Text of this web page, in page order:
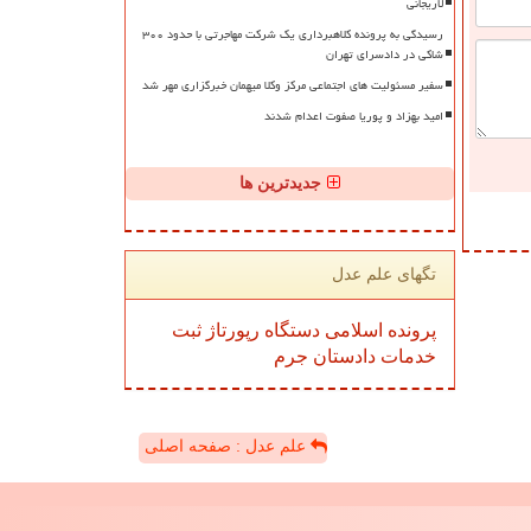
رسیدگی به پرونده کلاهبرداری یک شرکت مهاجرتی با حدود ۳۰۰
شاکی در دادسرای تهران
سفیر مسئولیت های اجتماعی مرکز وکلا میهمان خبرگزاری مهر شد
امید بهزاد و پوریا صفوت اعدام شدند
جدیدترین ها
تگهای علم عدل
پرونده اسلامی دستگاه رپورتاژ ثبت
خدمات دادستان جرم
علم عدل : صفحه اصلی